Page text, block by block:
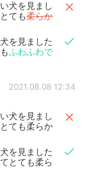
犬を見まし
ても柔らか
を見ました
ふわふわで
2021.08.08 12:34
犬を見まし
ても柔らか
を見ました
とても柔ら